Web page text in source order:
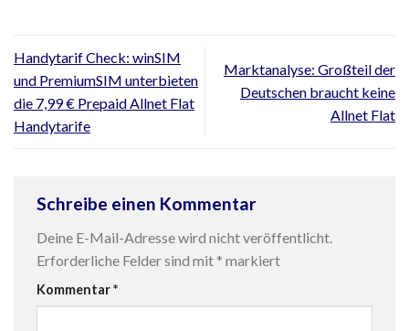
Handytarif Check: winSIM
und PremiumSIM unterbieten
die 7,99 € Prepaid Allnet Flat
Handytarife
Marktanalyse: Großteil der
Deutschen braucht keine
Allnet Flat
Schreibe einen Kommentar
Deine E-Mail-Adresse wird nicht veröffentlicht.
Erforderliche Felder sind mit * markiert
Kommentar*